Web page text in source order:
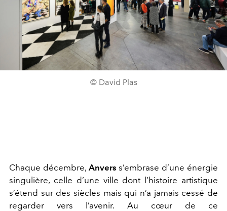
© David Plas
Chaque décembre, Anvers s’embrase d’une énergie
singulière, celle d’une ville dont l’histoire artistique
s’étend sur des siècles mais qui n’a jamais cessé de
regarder vers l’avenir. Au cœur de ce